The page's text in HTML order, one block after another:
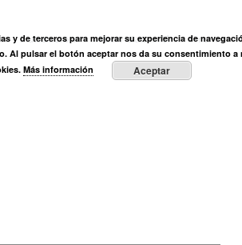
Fundación Actividades Prensa
y de terceros para mejorar su experiencia de
Al pulsar el botón aceptar nos da su consentimiento a
Más información Aceptar